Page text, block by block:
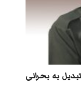
به بحرانی